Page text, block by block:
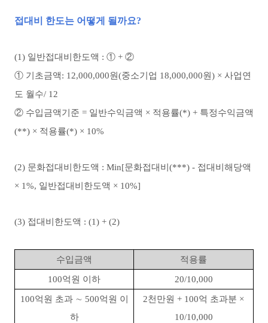
접대비 한도는 어떻게 될까요?
(1) 일반접대비한도액 : ① + ②
① 기초금액: 12,000,000원(중소기업 18,000,000원) × 사업연
도 월수/ 12
② 수입금액기준 = 일반수익금액 × 적용률(*) + 특정수익금액
(**) × 적용률(*) × 10%
(2) 문화접대비한도액 : Min[문화접대비(***) - 접대비해당액
× 1%, 일반접대비한도액 × 10%]
(3) 접대비한도액 : (1) + (2)
수입금액 적용률
100억원 이하 20/10,000
100억원 초과 ∼ 500억원 이
하
2천만원 + 100억 초과분 ×
10/10,000